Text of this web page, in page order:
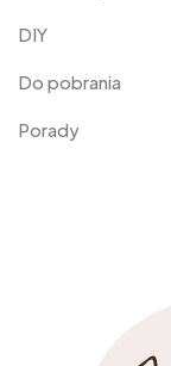
DIY
Do pobrania
Porady